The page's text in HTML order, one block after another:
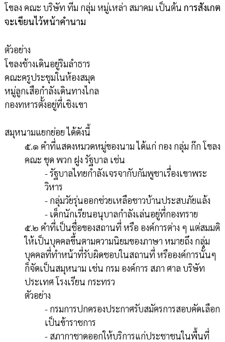
โขลง คณะ บริษัท ทีม กลุ่ม หมู่เหล่า สมาคม เป็นต้น การสังเกต
จะเขียนไว้หน้าคำนาม
ตัวอย่าง
โขลงช้างเดินอยู่ริมลำธาร
คณะครูประชุมในห้องสมุด
หมู่ลูกเสือกำลังเดินทางไกล
กองทหารตั้งอยู่ที่เชิงเขา
สมุหนามแยกย่อย ได้ดังนี้
๕.๑ คำที่แสดงหมวดหมู่ของนาม ได้แก่ กอง กลุ่ม ก๊ก โขลง
คณะ ชุด พวก ฝูง รัฐบาล เช่น
- รัฐบาลไทยกำลังเจรจากับกัมพูชาเรื่องเขาพระ
วิหาร
- กลุ่มวัยรุ่นออกช่วยเหลือชาวบ้านประสบภัยแล้ง
- เด็กนักเรียนอนุบาลกำลังเล่นอยู่ที่กองทราย
๕.๒ คำที่เป็นชื่อของสถานที่ หรือ องค์การต่าง ๆ แต่สมมติ
ให้เป็นบุคคลขึ้นตามความนิยมของภาษา หมายถึง กลุ่ม
บุคคลที่ทำหน้าที่รับผิดชอบในสถานที่ หรือองค์การนั้นๆ
ก็จัดเป็นสมุหนาม เช่น กรม องค์การ สภา ศาล บริษัท
ประเทศ โรงเรียน กระทรว
ตัวอย่าง
- กรมการปกครองประกาศรับสมัครการสอบคัดเลือก
เป็นข้าราชการ
- สภากาชาดออกให้บริการแก่ประชาชนในพื้นที่